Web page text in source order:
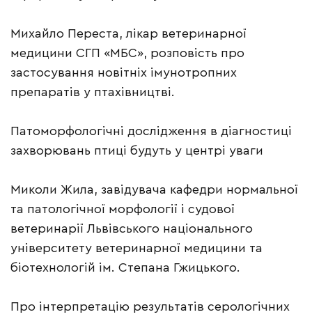
Михайло Переста, лікар ветеринарної
медицини СГП «МБС», розповість про
застосування новітніх імунотропних
препаратів у птахівництві.
Патоморфологічні дослідження в діагностиці
захворювань птиці будуть у центрі уваги
Миколи Жила, завідувача кафедри нормальної
та патологічної морфології і судової
ветеринарії Львівського національного
університету ветеринарної медицини та
біотехнологій ім. Степана Гжицького.
Про інтерпретацію результатів серологічних